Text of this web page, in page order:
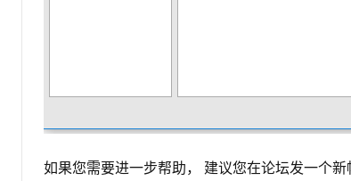
如果您需要进一步帮助， 建议您在论坛发一个